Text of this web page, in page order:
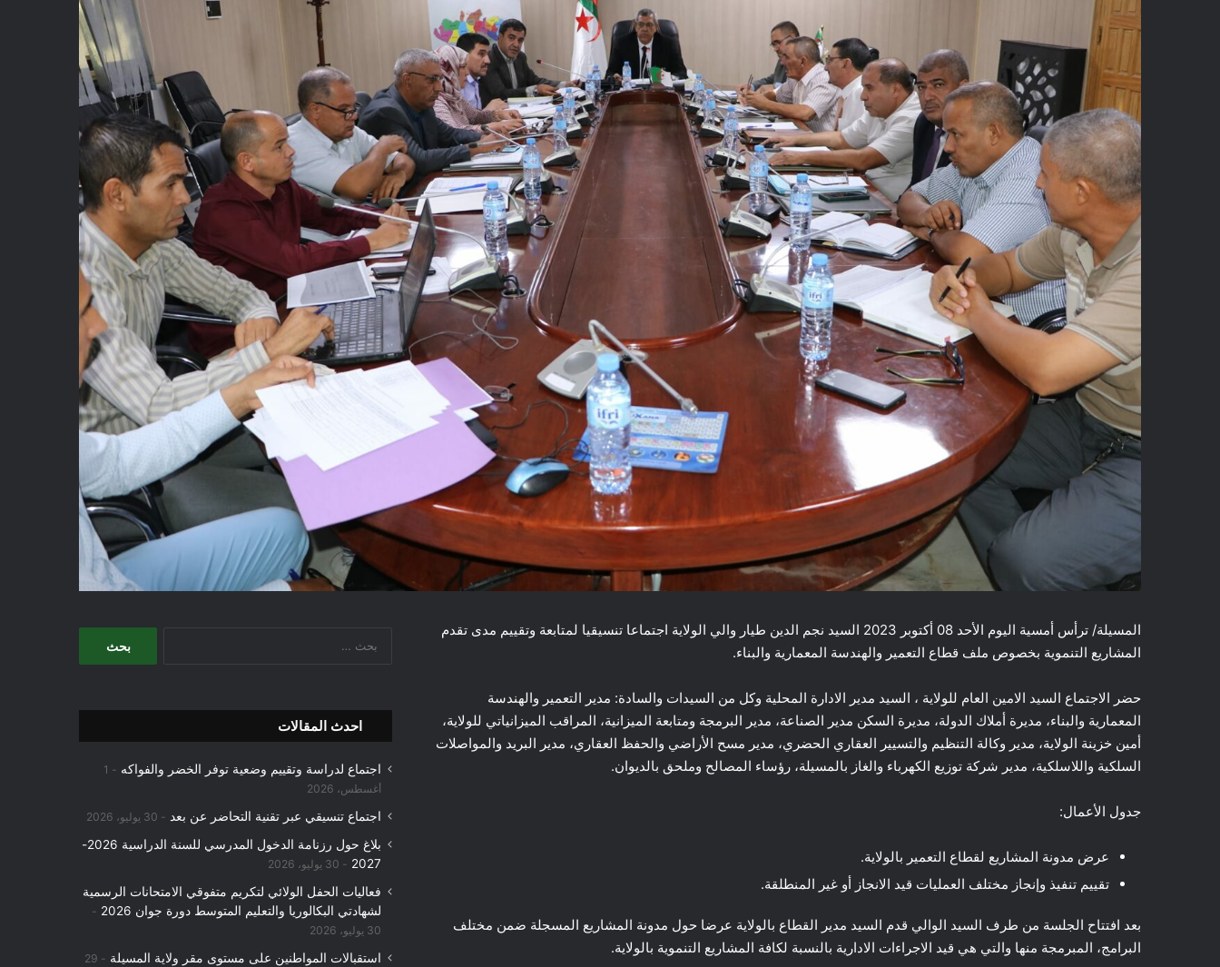
المسيلة/ ترأس أمسية اليوم الأحد 08 أكتوبر 2023 السيد نجم الدين طيار والي الولاية اجتماعا تنسيقيا لمتابعة وتقييم مدى تقدم
المشاريع التنموية بخصوص ملف قطاع التعمير والهندسة المعمارية والبناء.
حضر الاجتماع السيد الامين العام للولاية ، السيد مدير الادارة المحلية وكل من السيدات والسادة: مدير التعمير والهندسة
المعمارية والبناء، مديرة أملاك الدولة، مديرة السكن مدير الصناعة، مدير البرمجة ومتابعة الميزانية، المراقب الميزانياتي للولاية،
أمين خزينة الولاية، مدير وكالة التنظيم والتسيير العقاري الحضري، مدير مسح الأراضي والحفظ العقاري، مدير البريد والمواصلات
السلكية واللاسلكية، مدير شركة توزيع الكهرباء والغاز بالمسيلة، رؤساء المصالح وملحق بالديوان.
جدول الأعمال:
عرض مدونة المشاريع لقطاع التعمير بالولاية.
تقييم تنفيذ وإنجاز مختلف العمليات قيد الانجاز أو غير المنطلقة.
بعد افتتاح الجلسة من طرف السيد الوالي قدم السيد مدير القطاع بالولاية عرضا حول مدونة المشاريع المسجلة ضمن مختلف
البرامج، المبرمجة منها والتي هي قيد الاجراءات الادارية بالنسبة لكافة المشاريع التنموية بالولاية.
احدث المقالات
اجتماع لدراسة وتقييم وضعية توفر الخضر والفواكه
1
أغسطس، 2026
اجتماع تنسيقي عبر تقنية التحاضر عن بعد 30 يوليو، 2026
بلاغ حول رزنامة الدخول المدرسي للسنة الدراسية 2026-
2027
30 يوليو، 2026
فعاليات الحفل الولائي لتكريم متفوقي الامتحانات الرسمية
لشهادتي البكالوريا والتعليم المتوسط دورة جوان 2026
30 يوليو، 2026
استقبالات المواطنين على مستوى مقر ولاية المسيلة
29